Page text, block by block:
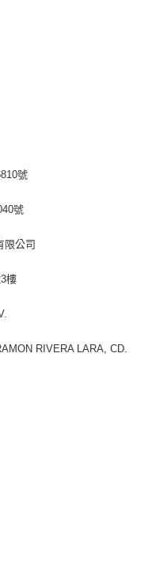
號
號
限公司
樓
RIVERA LARA, CD.